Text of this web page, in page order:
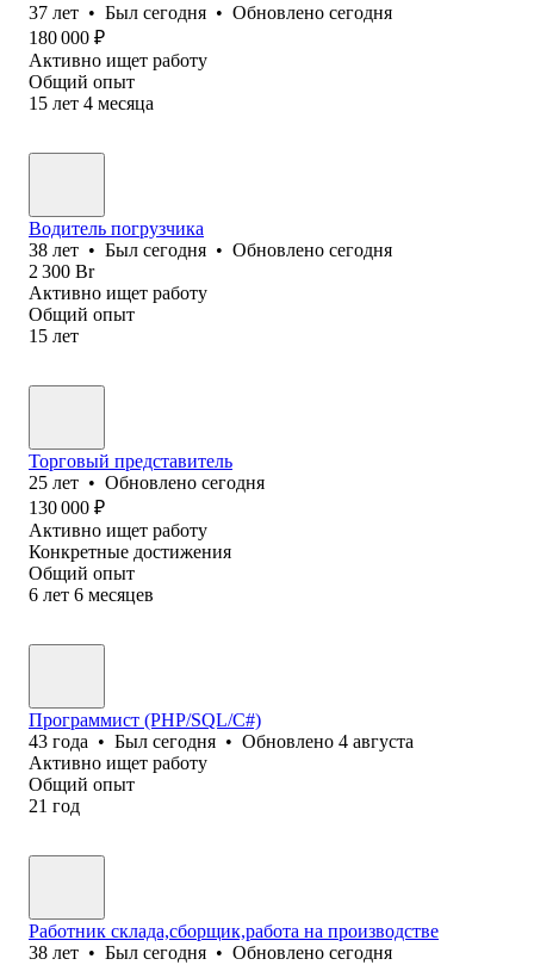
37 лет • Был сегодня • Обновлено сегодня
180 000 ₽
Активно ищет работу
Общий опыт
15 лет 4 месяца
Водитель погрузчика
38 лет • Был сегодня • Обновлено сегодня
2 300 Br
Активно ищет работу
Общий опыт
15 лет
Торговый представитель
25 лет • Обновлено сегодня
130 000 ₽
Активно ищет работу
Конкретные достижения
Общий опыт
6 лет 6 месяцев
Программист (PHP/SQL/C#)
43 года • Был сегодня • Обновлено 4 августа
Активно ищет работу
Общий опыт
21 год
Работник склада,сборщик,работа на производстве
38 лет • Был сегодня • Обновлено сегодня